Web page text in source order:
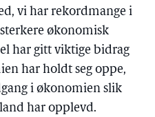
vi har rekordmange i
økonomisk
har gitt viktige bidrag
har holdt seg oppe,
i økonomien slik
har opplevd.